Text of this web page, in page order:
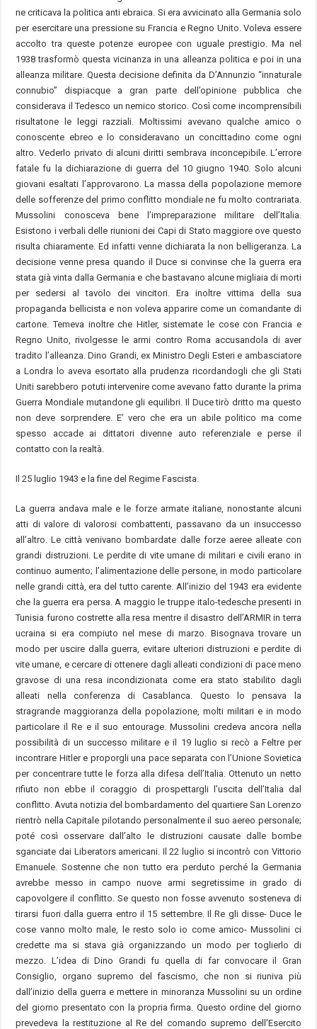
ne criticava la politica anti ebraica. Si era avvicinato alla Germania solo
per esercitare una pressione su Francia e Regno Unito. Voleva essere
accolto tra queste potenze europee con uguale prestigio. Ma nel
1938 trasformò questa vicinanza in una alleanza politica e poi in una
alleanza militare. Questa decisione definita da D’Annunzio “innaturale
connubio” dispiacque a gran parte dell’opinione pubblica che
considerava il Tedesco un nemico storico. Così come incomprensibili
risultatone le leggi razziali. Moltissimi avevano qualche amico o
conoscente ebreo e lo consideravano un concittadino come ogni
altro. Vederlo privato di alcuni diritti sembrava inconcepibile. L’errore
fatale fu la dichiarazione di guerra del 10 giugno 1940. Solo alcuni
giovani esaltati l’approvarono. La massa della popolazione memore
delle sofferenze del primo conflitto mondiale ne fu molto contrariata.
Mussolini conosceva bene l’impreparazione militare dell’Italia.
Esistono i verbali delle riunioni dei Capi di Stato maggiore ove questo
risulta chiaramente. Ed infatti venne dichiarata la non belligeranza. La
decisione venne presa quando il Duce si convinse che la guerra era
stata già vinta dalla Germania e che bastavano alcune migliaia di morti
per sedersi al tavolo dei vincitori. Era inoltre vittima della sua
propaganda bellicista e non voleva apparire come un comandante di
cartone. Temeva inoltre che Hitler, sistemate le cose con Francia e
Regno Unito, rivolgesse le armi contro Roma accusandola di aver
tradito l’alleanza. Dino Grandi, ex Ministro Degli Esteri e ambasciatore
a Londra lo aveva esortato alla prudenza ricordandogli che gli Stati
Uniti sarebbero potuti intervenire come avevano fatto durante la prima
Guerra Mondiale mutandone gli equilibri. Il Duce tirò dritto ma questo
non deve sorprendere. E’ vero che era un abile politico ma come
spesso accade ai dittatori divenne auto referenziale e perse il
contatto con la realtà.
Il 25 luglio 1943 e la fine del Regime Fascista.
La guerra andava male e le forze armate italiane, nonostante alcuni
atti di valore di valorosi combattenti, passavano da un insuccesso
all’altro. Le città venivano bombardate dalle forze aeree alleate con
grandi distruzioni. Le perdite di vite umane di militari e civili erano in
continuo aumento; l’alimentazione delle persone, in modo particolare
nelle grandi città, era del tutto carente. All’inizio del 1943 era evidente
che la guerra era persa. A maggio le truppe italo-tedesche presenti in
Tunisia furono costrette alla resa mentre il disastro dell’ARMIR in terra
ucraina si era compiuto nel mese di marzo. Bisognava trovare un
modo per uscire dalla guerra, evitare ulteriori distruzioni e perdite di
vite umane, e cercare di ottenere dagli alleati condizioni di pace meno
gravose di una resa incondizionata come era stato stabilito dagli
alleati nella conferenza di Casablanca. Questo lo pensava la
stragrande maggioranza della popolazione, molti militari e in modo
particolare il Re e il suo entourage. Mussolini credeva ancora nella
possibilità di un successo militare e il 19 luglio si recò a Feltre per
incontrare Hitler e proporgli una pace separata con l’Unione Sovietica
per concentrare tutte le forza alla difesa dell’Italia. Ottenuto un netto
rifiuto non ebbe il coraggio di prospettargli l’uscita dell’Italia dal
conflitto. Avuta notizia del bombardamento del quartiere San Lorenzo
rientrò nella Capitale pilotando personalmente il suo aereo personale;
poté così osservare dall’alto le distruzioni causate dalle bombe
sganciate dai Liberators americani. Il 22 luglio si incontrò con Vittorio
Emanuele. Sostenne che non tutto era perduto perché la Germania
avrebbe messo in campo nuove armi segretissime in grado di
capovolgere il conflitto. Se questo non fosse avvenuto sosteneva di
tirarsi fuori dalla guerra entro il 15 settembre. Il Re gli disse- Duce le
cose vanno molto male, le resto solo io come amico- Mussolini ci
credette ma si stava già organizzando un modo per toglierlo di
mezzo. L’idea di Dino Grandi fu quella di far convocare il Gran
Consiglio, organo supremo del fascismo, che non si riuniva più
dall’inizio della guerra e mettere in minoranza Mussolini su un ordine
del giorno presentato con la propria firma. Questo ordine del giorno
prevedeva la restituzione al Re del comando supremo dell’Esercito